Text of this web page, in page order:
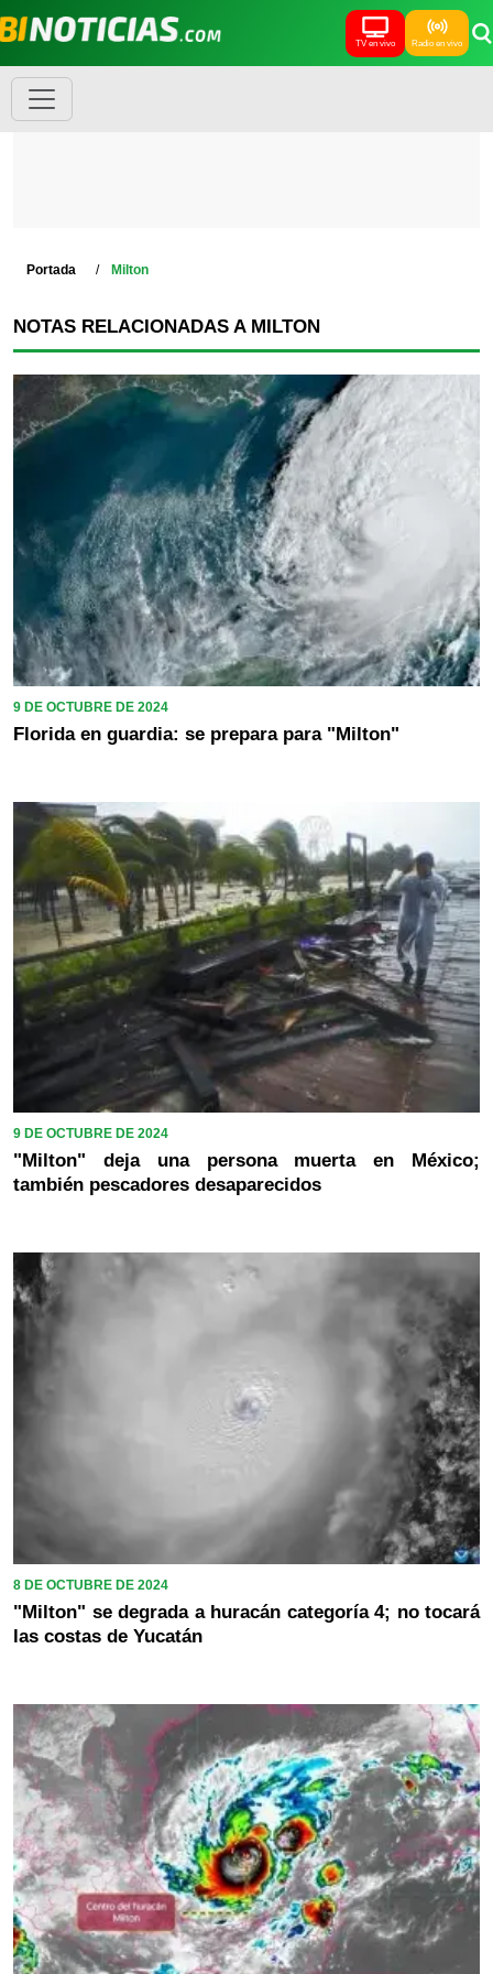
TV en vivo Radio en vivo
Portada Milton
NOTAS RELACIONADAS A MILTON
9 DE OCTUBRE DE 2024
Florida en guardia: se prepara para "Milton"
9 DE OCTUBRE DE 2024
"Milton" deja una persona muerta en México;
también pescadores desaparecidos
8 DE OCTUBRE DE 2024
"Milton" se degrada a huracán categoría 4; no tocará
las costas de Yucatán